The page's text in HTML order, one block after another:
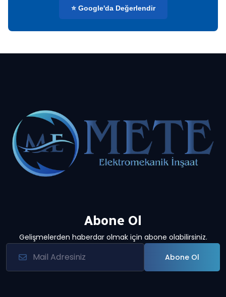
⭐ Google'da Değerlendir
Abone Ol
Gelişmelerden haberdar olmak için abone olabilirsiniz.
Abone Ol